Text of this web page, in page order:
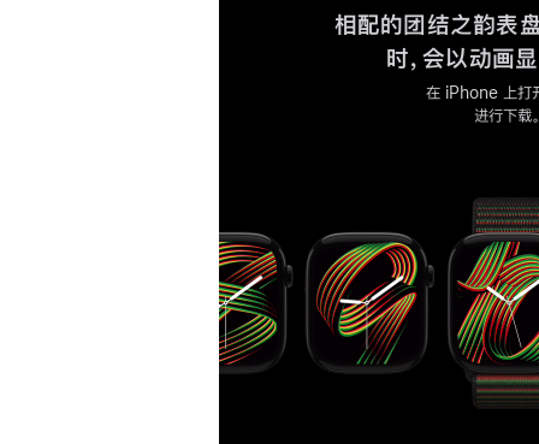
相配的团结之韵表
时，会以动画
在 iPhone 上打
进行下载